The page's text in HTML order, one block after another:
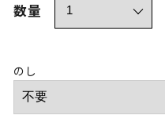
数量
のし